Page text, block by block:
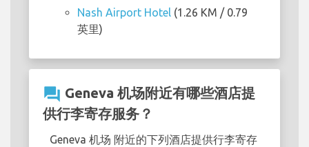
Nash Airport Hotel (1.26 KM / 0.79
英里)
question_answer Geneva 机场附近有哪些酒店提
供行李寄存服务？
Geneva 机场 附近的下列酒店提供行李寄存